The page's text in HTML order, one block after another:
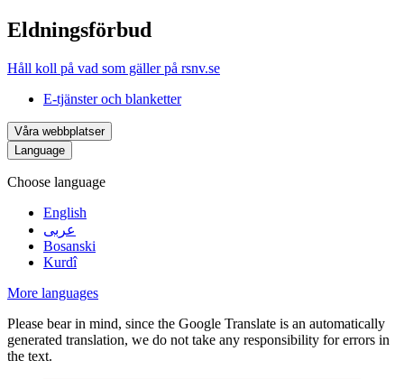
Eldningsförbud
Håll koll på vad som gäller på rsnv.se
E-tjänster och blanketter
Våra webbplatser
Language
Choose language
English
عربى
Bosanski
Kurdî
More languages
Please bear in mind, since the Google Translate is an automatically
generated translation, we do not take any responsibility for errors in
the text.